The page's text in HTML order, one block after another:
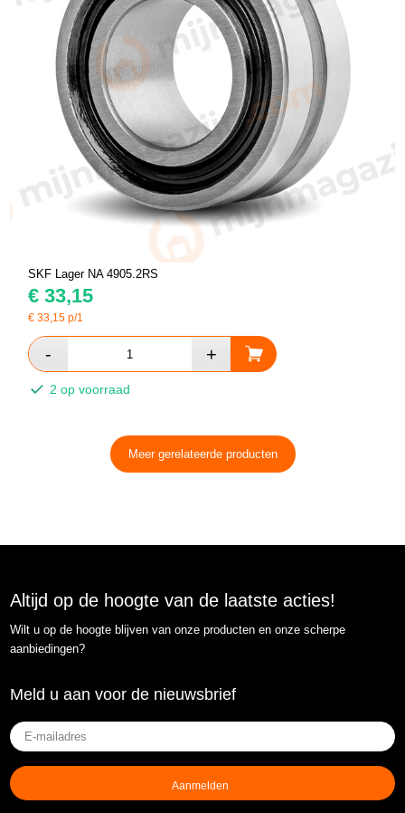
SKF Lager NA 4905.2RS
€ 33,15
€33,15 p/1
2 op voorraad
Meer gerelateerde producten
Altijd op de hoogte van de laatste acties!
Wilt u op de hoogte blijven van onze producten en onze scherpe
aanbiedingen?
Meld u aan voor de nieuwsbrief
E-
mailadres
(Vereist)